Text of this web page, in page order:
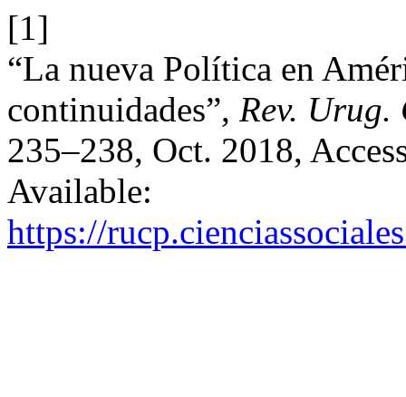
[1]
“La nueva Política en
continuidades”, Rev.
235–238, Oct. 2018,
Available:
https://